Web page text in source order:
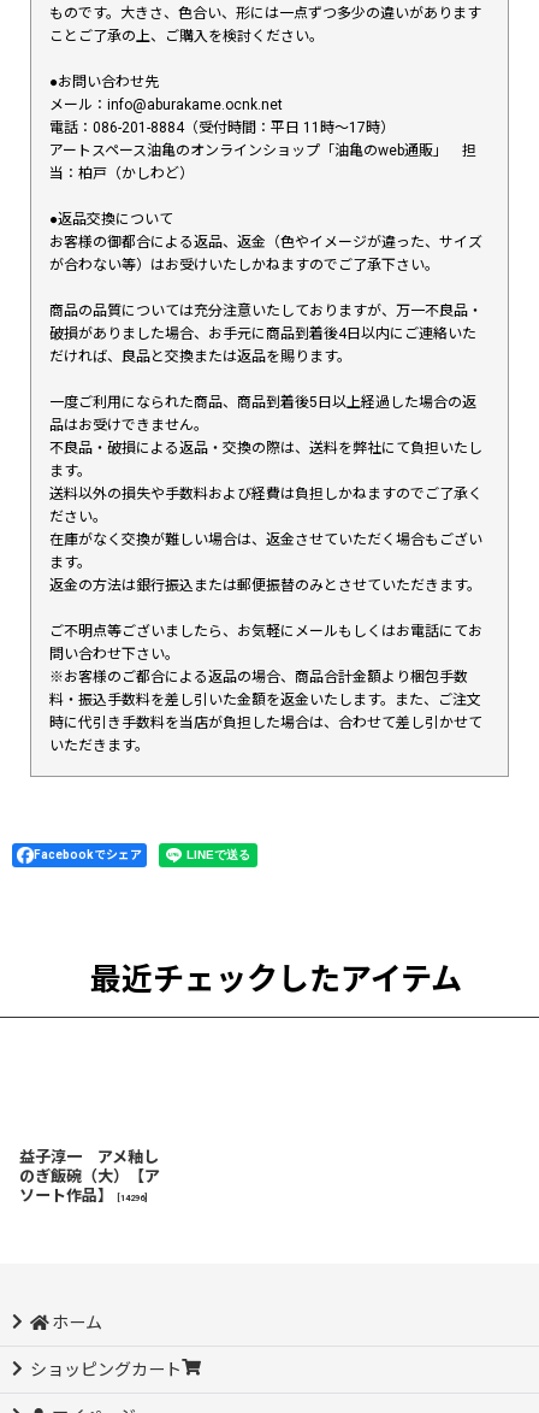
ものです。大きさ、色合い、形には一点ずつ多少の違いがあります
ことご了承の上、ご購入を検討ください。
●お問い合わせ先
メール：info@aburakame.ocnk.net
電話：086-201-8884（受付時間：平日 11時〜17時）
アートスペース油亀のオンラインショップ「油亀のweb通販」 担
当：柏戸（かしわど）
●返品交換について
お客様の御都合による返品、返金（色やイメージが違った、サイズ
が合わない等）はお受けいたしかねますのでご了承下さい。
商品の品質については充分注意いたしておりますが、万一不良品・
破損がありました場合、お手元に商品到着後4日以内にご連絡いた
だければ、良品と交換または返品を賜ります。
一度ご利用になられた商品、商品到着後5日以上経過した場合の返
品はお受けできません。
不良品・破損による返品・交換の際は、送料を弊社にて負担いたし
ます。
送料以外の損失や手数料および経費は負担しかねますのでご了承く
ださい。
在庫がなく交換が難しい場合は、返金させていただく場合もござい
ます。
返金の方法は銀行振込または郵便振替のみとさせていただきます。
ご不明点等ございましたら、お気軽にメールもしくはお電話にてお
問い合わせ下さい。
※お客様のご都合による返品の場合、商品合計金額より梱包手数
料・振込手数料を差し引いた金額を返金いたします。また、ご注文
時に代引き手数料を当店が負担した場合は、合わせて差し引かせて
いただきます。
Facebookでシェア
最近チェックしたアイテム
益子淳一 アメ釉し
のぎ飯碗（大）【ア
ソート作品】
14296]
ホーム
ショッピングカート